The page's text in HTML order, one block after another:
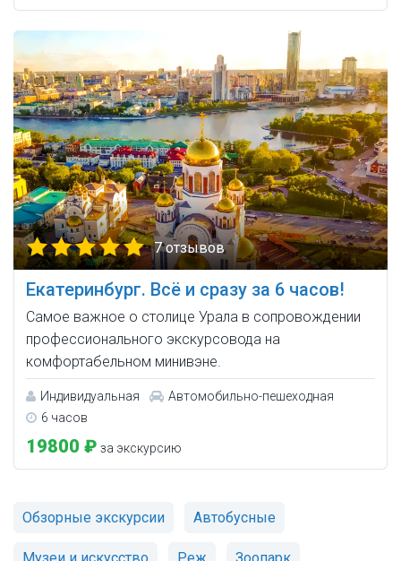
7 отзывов
Екатеринбург. Всё и сразу за 6 часов!
Самое важное о столице Урала в сопровождении
профессионального экскурсовода на
комфортабельном минивэне.
Индивидуальная
Автомобильно-пешеходная
6 часов
19800 ₽ за экскурсию
Обзорные экскурсии Автобусные